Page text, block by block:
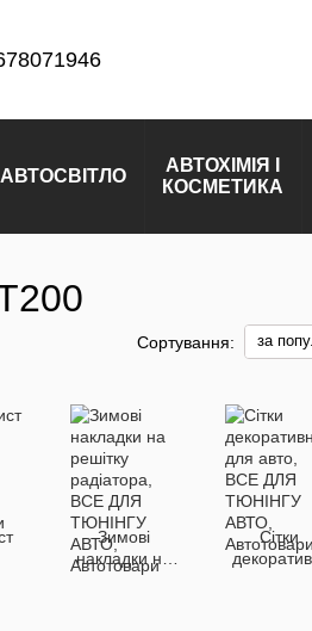
АВТОСВІТЛО
АВТОХІМІЯ І
КОСМЕТИКА
Сортування: за
Зимові
накладки на
решітку
Сітки